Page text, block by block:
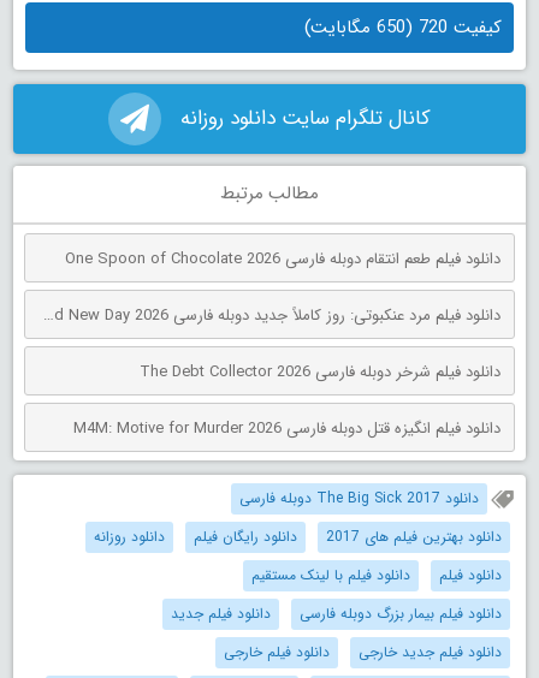
کیفیت 720 (650 مگابایت)
کانال تلگرام سایت دانلود روزانه
مطالب مرتبط
دانلود فیلم طعم انتقام دوبله فارسی One Spoon of Chocolate 2026
دانلود فیلم مرد عنکبوتی: روز کاملاً جدید دوبله فارسی Spider-Man: Brand New Day 2026
دانلود فیلم شرخر دوبله فارسی The Debt Collector 2026
دانلود فیلم انگیزه قتل دوبله فارسی M4M: Motive for Murder 2026
دانلود The Big Sick 2017 دوبله فارسی
دانلود بهترین فیلم های 2017
دانلود رایگان فیلم
دانلود روزانه
دانلود فیلم
دانلود فیلم با لینک مستقیم
دانلود فیلم بیمار بزرگ دوبله فارسی
دانلود فیلم جدید
دانلود فیلم جدید خارجی
دانلود فیلم خارجی